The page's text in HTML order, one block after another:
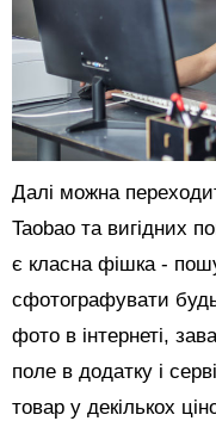
Далі можна
Taobao та вигідних
є класна фішка -
сфотографувати
фото в інтернеті,
поле в додатку і
товар у декількох